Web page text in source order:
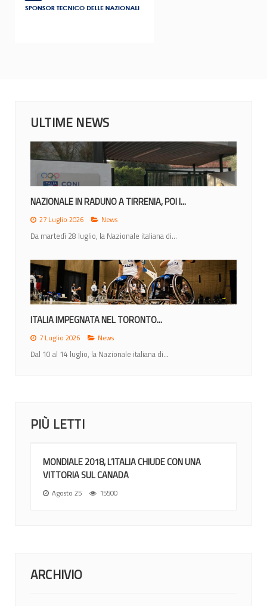
ULTIME NEWS
NAZIONALE IN RADUNO A TIRRENIA, POI I...
27 Luglio 2026 News
Da martedì 28 luglio, la Nazionale italiana di...
ITALIA IMPEGNATA NEL TORONTO...
7 Luglio 2026 News
Dal 10 al 14 luglio, la Nazionale italiana di...
PIÙ LETTI
MONDIALE 2018, L’ITALIA CHIUDE CON UNA
VITTORIA SUL CANADA
Agosto 25 15500
ARCHIVIO